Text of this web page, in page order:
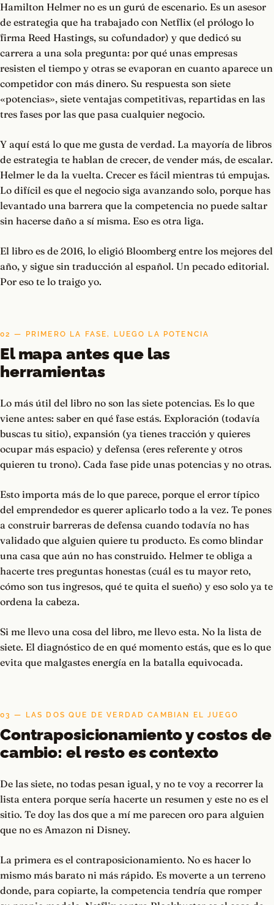
Hamilton Helmer no es un gurú de escenario. Es un asesor
de estrategia que ha trabajado con Netflix (el prólogo lo
firma Reed Hastings, su cofundador) y que dedicó su
carrera a una sola pregunta: por qué unas empresas
resisten el tiempo y otras se evaporan en cuanto aparece un
competidor con más dinero. Su respuesta son siete
«potencias», siete ventajas competitivas, repartidas en las
tres fases por las que pasa cualquier negocio.
Y aquí está lo que me gusta de verdad. La mayoría de libros
de estrategia te hablan de crecer, de vender más, de escalar.
Helmer le da la vuelta. Crecer es fácil mientras tú empujas.
Lo difícil es que el negocio siga avanzando solo, porque has
levantado una barrera que la competencia no puede saltar
sin hacerse daño a sí misma. Eso es otra liga.
El libro es de 2016, lo eligió Bloomberg entre los mejores del
año, y sigue sin traducción al español. Un pecado editorial.
Por eso te lo traigo yo.
02 — PRIMERO LA FASE, LUEGO LA POTENCIA
El mapa antes que las
herramientas
Lo más útil del libro no son las siete potencias. Es lo que
viene antes: saber en qué fase estás. Exploración (todavía
buscas tu sitio), expansión (ya tienes tracción y quieres
ocupar más espacio) y defensa (eres referente y otros
quieren tu trono). Cada fase pide unas potencias y no otras.
Esto importa más de lo que parece, porque el error típico
del emprendedor es querer aplicarlo todo a la vez. Te pones
a construir barreras de defensa cuando todavía no has
validado que alguien quiere tu producto. Es como blindar
una casa que aún no has construido. Helmer te obliga a
hacerte tres preguntas honestas (cuál es tu mayor reto,
cómo son tus ingresos, qué te quita el sueño) y eso solo ya te
ordena la cabeza.
Si me llevo una cosa del libro, me llevo esta. No la lista de
siete. El diagnóstico de en qué momento estás, que es lo que
evita que malgastes energía en la batalla equivocada.
03 — LAS DOS QUE DE VERDAD CAMBIAN EL JUEGO
Contraposicionamiento y costos de
cambio: el resto es contexto
De las siete, no todas pesan igual, y no te voy a recorrer la
lista entera porque sería hacerte un resumen y este no es el
sitio. Te doy las dos que a mí me parecen oro para alguien
que no es Amazon ni Disney.
La primera es el contraposicionamiento. No es hacer lo
mismo más barato ni más rápido. Es moverte a un terreno
donde, para copiarte, la competencia tendría que romper